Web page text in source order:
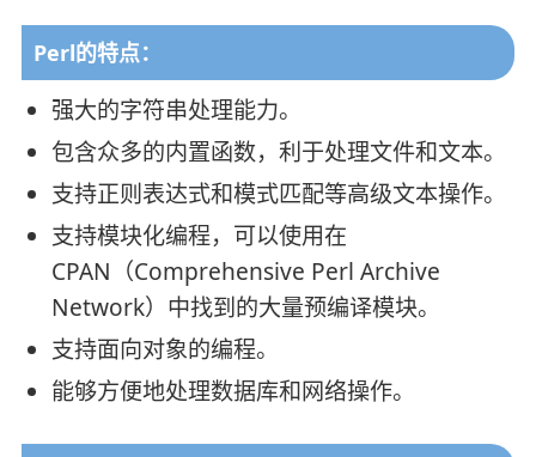
Perl的特点：
强大的字符串处理能力。
包含众多的内置函数，利于处理文件和文本。
支持正则表达式和模式匹配等高级文本操作。
支持模块化编程，可以使用在
CPAN（Comprehensive Perl Archive
Network）中找到的大量预编译模块。
支持面向对象的编程。
能够方便地处理数据库和网络操作。